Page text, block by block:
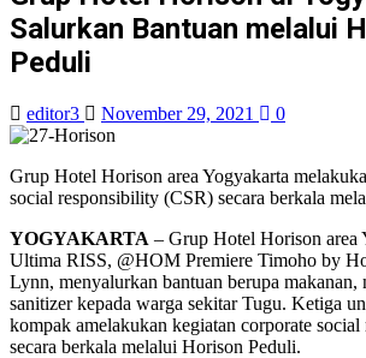
Salurkan Bantuan melalui
Peduli
editor3 November 29, 2021 0
Grup Hotel Horison area Yogyakarta
social responsibility (CSR) secara berkala
YOGYAKARTA – Grup Hotel Horison area
Ultima RISS, @HOM Premiere Timoho by
Lynn, menyalurkan bantuan berupa makanan,
sanitizer kepada warga sekitar Tugu. Ketiga
kompak amelakukan kegiatan corporate
secara berkala melalui Horison Peduli.